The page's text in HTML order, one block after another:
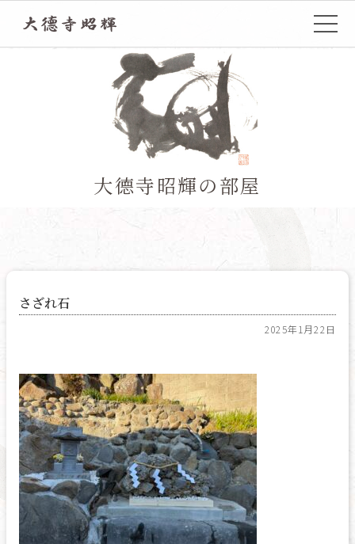
TOP
大德寺昭輝の部屋
さざれ石
2025年1月22日